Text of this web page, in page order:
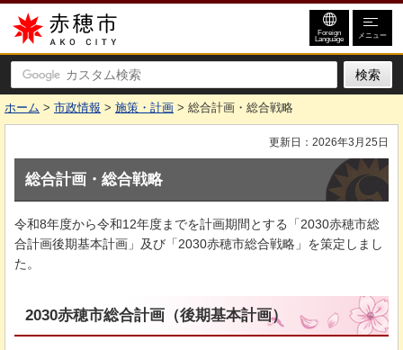
赤穂市
Foreign
Language メニュー
ホーム > 市政情報 > 施策・計画 > 総合計画・総合戦略
更新日：2026年3月25日
総合計画・総合戦略
令和8年度から令和12年度までを計画期間とする「2030赤穂市総
合計画後期基本計画」及び「2030赤穂市総合戦略」を策定しまし
た。
2030赤穂市総合計画（後期基本計画）